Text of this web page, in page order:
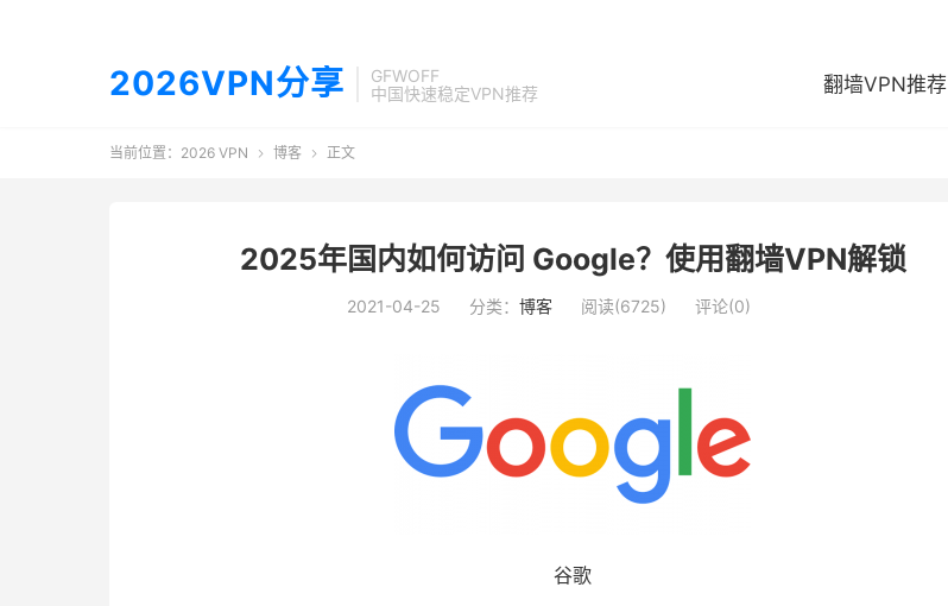
2026VPN分享
GFWOFF
中国快速稳定VPN推荐
翻墙VPN推荐
当前位置： 2026 VPN  博客  正文
2025年国内如何访问 Google？使用翻墙VPN解锁
2021-04-25 分类： 博客 阅读(6725) 评论(0)
谷歌